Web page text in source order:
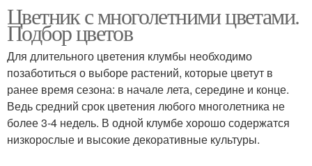
Цветник с многолетними цветами.
Подбор цветов
Для длительного цветения клумбы необходимо
позаботиться о выборе растений, которые цветут в
ранее время сезона: в начале лета, середине и конце.
Ведь средний срок цветения любого многолетника не
более 3-4 недель. В одной клумбе хорошо содержатся
низкорослые и высокие декоративные культуры.